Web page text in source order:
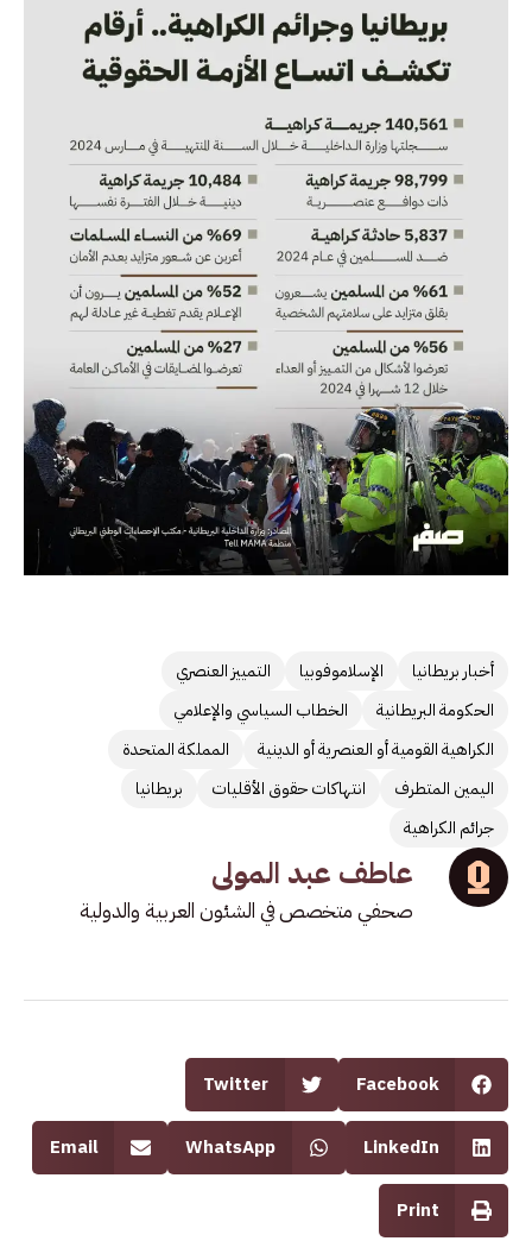
أخبار بريطانيا الإسلاموفوبيا
التمييز العنصري
الحكومة البريطانية
الخطاب السياسي والإعلامي
الكراهية القومية أو العنصرية أو الدينية
المملكة المتحدة
اليمين المتطرف
انتهاكات حقوق الأقليات
بريطانيا
جرائم الكراهية
عاطف عبد المولى
صحفي متخصص في الشئون العربية والدولية
Facebook
Twitter
LinkedIn
WhatsApp
Email
Print